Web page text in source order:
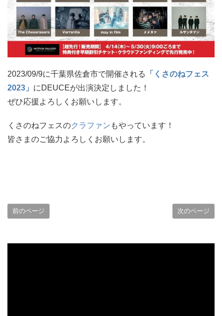
2023/09/9に千葉県佐倉市で開催される
「くさのねフェス
2023」 にDEUCEが出演決定しました！
ぜひ応援よろしくお願いします。
くさのねフェスのクラファン もやっています！
皆さまのご協力よろしくお願いします。
前のページ 次のページ